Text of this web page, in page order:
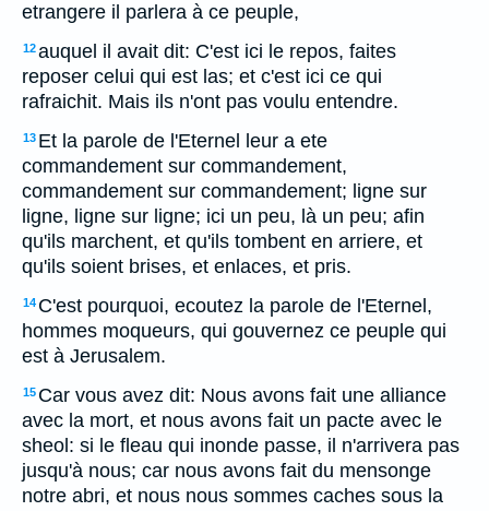
etrangere il parlera à ce peuple,
12auquel il avait dit: C'est ici le repos, faites
reposer celui qui est las; et c'est ici ce qui
rafraichit. Mais ils n'ont pas voulu entendre.
13 Et la parole de l'Eternel leur a ete
commandement sur commandement,
commandement sur commandement; ligne sur
ligne, ligne sur ligne; ici un peu, là un peu; afin
qu'ils marchent, et qu'ils tombent en arriere, et
qu'ils soient brises, et enlaces, et pris.
14 C'est pourquoi, ecoutez la parole de l'Eternel,
hommes moqueurs, qui gouvernez ce peuple qui
est à Jerusalem.
15 Car vous avez dit: Nous avons fait une alliance
avec la mort, et nous avons fait un pacte avec le
sheol: si le fleau qui inonde passe, il n'arrivera pas
jusqu'à nous; car nous avons fait du mensonge
notre abri, et nous nous sommes caches sous la